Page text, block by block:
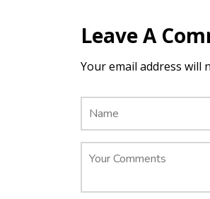
Leave A
Your email address will